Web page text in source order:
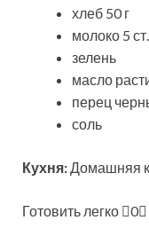
хлеб 50 г
молоко 5
зелень
масло
перец
соль
Кухня: Домашняя
Готовить легко 0